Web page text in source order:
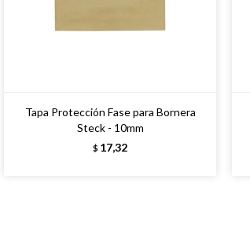
Tapa Protección Fase para Bornera
Steck - 10mm
$ 17,32